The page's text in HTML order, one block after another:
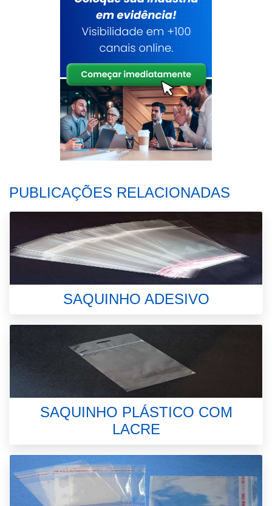
PUBLICAÇÕES RELACIONADAS
SAQUINHO ADESIVO
SAQUINHO PLÁSTICO COM
LACRE